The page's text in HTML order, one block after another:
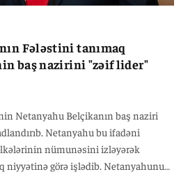
Fələstini tanımaq
baş nazirini "zəif lider"
Netanyahu Belçikanın baş naziri
Netanyahu bu ifadəni
nümunəsini izləyərək
görə işlədib. Netanyahunun